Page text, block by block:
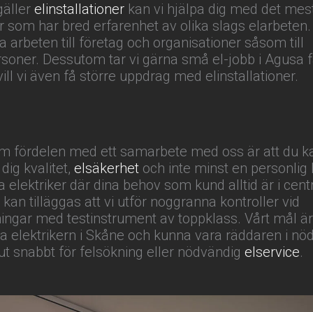
elinstallationer kan vi hjälpa dig med det
som har bred erfarenhet av olika slags elarbeten.
arbeten till företag och organisationer såsom till
Dessutom tar vi gärna små el-jobb i Agusa
vi även få större uppdrag med elinstallationer.
fördelen med ett samarbete med oss är att du
kvalitet, elsäkerhet och inte minst en personlig
elektriker där dina behov som kund alltid är i
tilläggas att vi utför noggranna kontroller vid
med testinstrument av toppklass. Vårt mål
elektrikern i Skåne och kunna vara räddaren i
snabbt för felsökning eller nödvändig elservice.